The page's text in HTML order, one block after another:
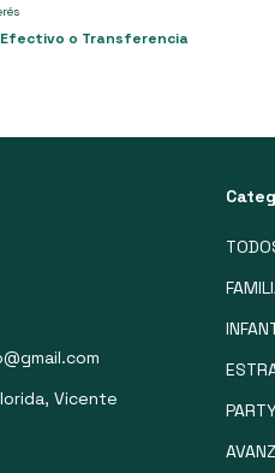
Efectivo o Transferencia
Vicente